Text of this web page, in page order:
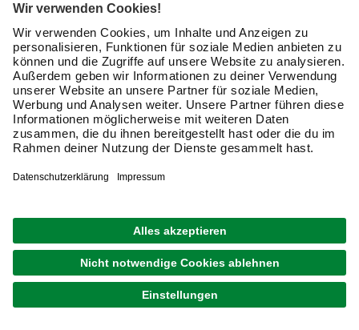
Ich möchte auf michzugeschnittene E-Mail-Werbung
(inklusive den Newsletter) von hagebau erhalten. Ich
bin mit derNutzung meiner personenbezogenen
Daten durch hagebau, die E-Mail-Werbung, die
Analyse meines E-Mail-Umgangs sowie die
Zusammenführung und Analyse meiner Kaufdaten,
Coupons und Kartenvorteile umfasst, einverstanden.
Mein Einverständnis kann ich jederzeit widerrufen.
10 € Willkommensgutschein
Bitte beachte auch unsere Datenschutzhinweise
JETZT ANMELDEN